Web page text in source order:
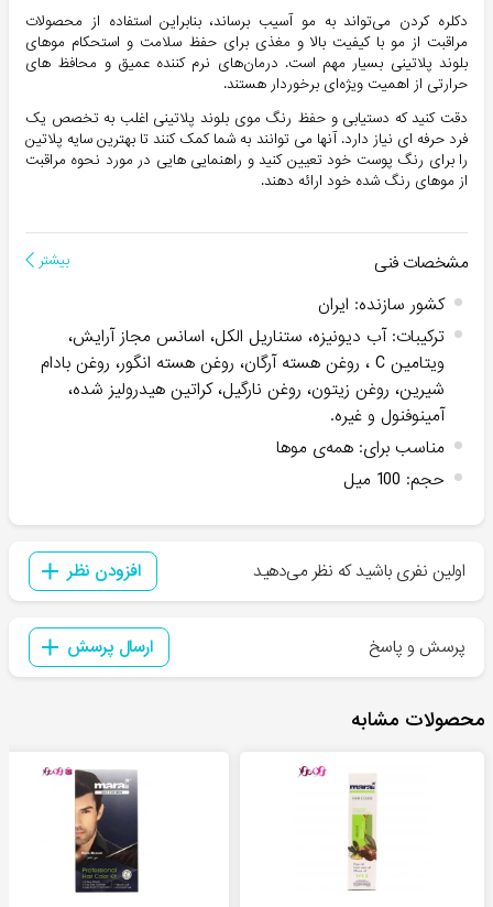
دکلره کردن می‌تواند به مو آسیب برساند، بنابراین استفاده از محصولات
مراقبت از مو با کیفیت بالا و مغذی برای حفظ سلامت و استحکام موهای
بلوند پلاتینی بسیار مهم است. درمان‌های نرم کننده عمیق و محافظ های
حرارتی از اهمیت ویژه‌ای برخوردار هستند.
دقت کنید که دستیابی و حفظ رنگ موی بلوند پلاتینی اغلب به تخصص یک
فرد حرفه ای نیاز دارد. آنها می توانند به شما کمک کنند تا بهترین سایه پلاتین
را برای رنگ پوست خود تعیین کنید و راهنمایی هایی در مورد نحوه مراقبت
از موهای رنگ شده خود ارائه دهند.
مشخصات فنی بیشتر
کشور سازنده: ایران
ترکیبات:آب دیونیزه، ستناریل الکل، اسانس مجاز آرایش،
ویتامین C ، روغن هسته آرگان، روغن هسته انگور، روغن بادام
شیرین، روغن زیتون، روغن نارگیل، کراتین هیدرولیز شده،
آمینوفنول و غیره.
مناسب برای: همه‌ی موها
حجم: 100 میل
اولین نفری باشید که نظر می‌دهید افزودن نظر
پرسش و پاسخ ارسال پرسش
محصولات مشابه